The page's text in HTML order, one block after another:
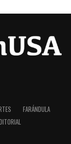
FARÁNDULA